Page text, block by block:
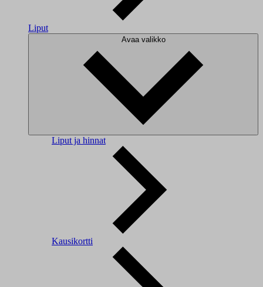
Liput
Avaa valikko
Liput ja hinnat
Kausikortti